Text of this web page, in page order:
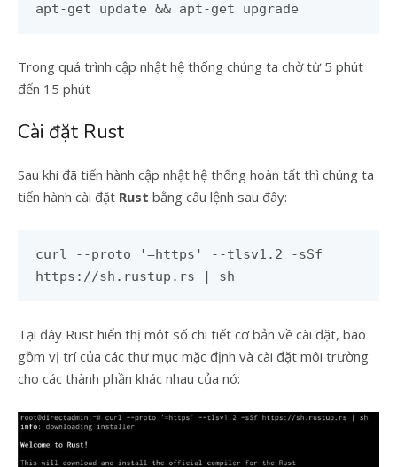
apt-get update && apt-get upgrade
Trong quá trình cập nhật hệ thống chúng ta chờ từ 5 phút
đến 15 phút
Cài đặt Rust
Sau khi đã tiến hành cập nhật hệ thống hoàn tất thì chúng ta
tiến hành cài đặt Rust bằng câu lệnh sau đây:
curl --proto '=https' --tlsv1.2 -sSf
https://sh.rustup.rs | sh
Tại đây Rust hiển thị một số chi tiết cơ bản về cài đặt, bao
gồm vị trí của các thư mục mặc định và cài đặt môi trường
cho các thành phần khác nhau của nó: